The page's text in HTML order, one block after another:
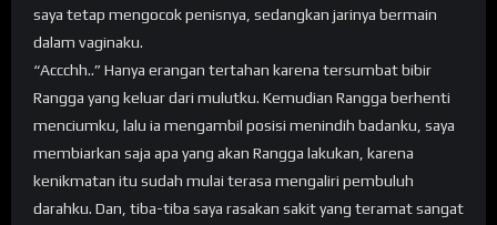
saya tetap mengocok penisnya, sedangkan jarinya bermain
dalam vaginaku.
“Accchh..” Hanya erangan tertahan karena tersumbat bibir
Rangga yang keluar dari mulutku. Kemudian Rangga berhenti
menciumku, lalu ia mengambil posisi menindih badanku, saya
membiarkan saja apa yang akan Rangga lakukan, karena
kenikmatan itu sudah mulai terasa mengaliri pembuluh
darahku. Dan, tiba-tiba saya rasakan sakit yang teramat sangat